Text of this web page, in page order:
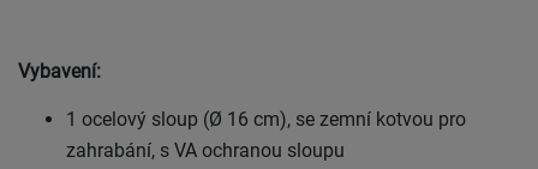
Vybavení:
1 ocelový sloup (Ø 16 cm), se zemní kotvou pro
zahrabání, s VA ochranou sloupu